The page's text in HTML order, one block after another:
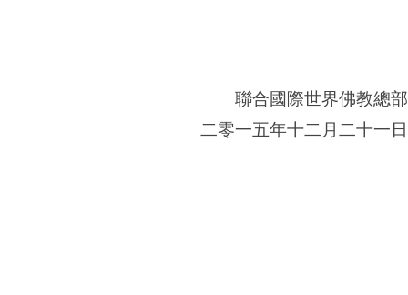
聯合國際世界佛教總部
二零一五年十二月二十一日